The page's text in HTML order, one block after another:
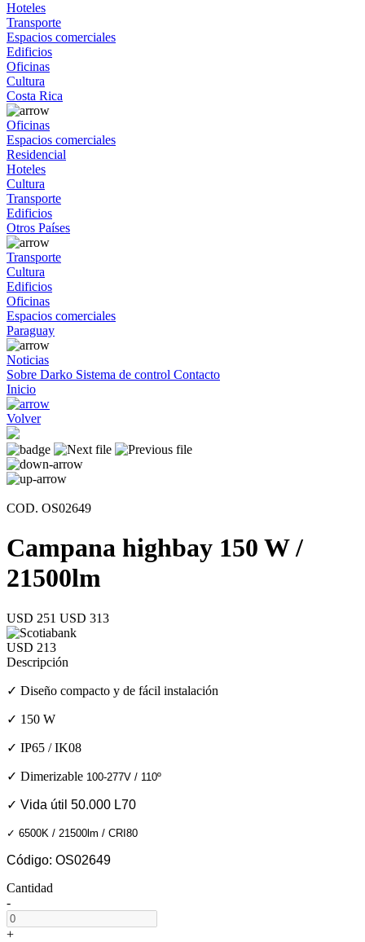
Hoteles
Transporte
Espacios comerciales
Edificios
Oficinas
Cultura
Costa Rica
Oficinas
Espacios comerciales
Residencial
Hoteles
Cultura
Transporte
Edificios
Otros Países
Transporte
Cultura
Edificios
Oficinas
Espacios comerciales
Paraguay
Noticias
Sobre Darko Sistema de control Contacto
Inicio
Volver
COD. OS02649
Campana highbay 150 W /
21500lm
USD 251 USD 313
USD 213
Descripción
✓ Diseño compacto y de fácil instalación
✓ 150 W
✓ IP65 / IK08
✓ Dimerizable 100-277V / 110º
✓ Vida útil 50.000 L70
✓ 6500K / 21500lm / CRI80
Código: OS02649
Cantidad
-
+